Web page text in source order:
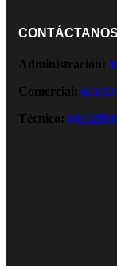
CONTÁCTANOS
Administración:
Comercial:
Técnico: